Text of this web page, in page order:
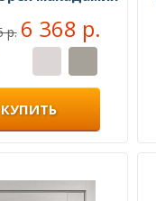
р. 6 368 р.
КУПИТЬ